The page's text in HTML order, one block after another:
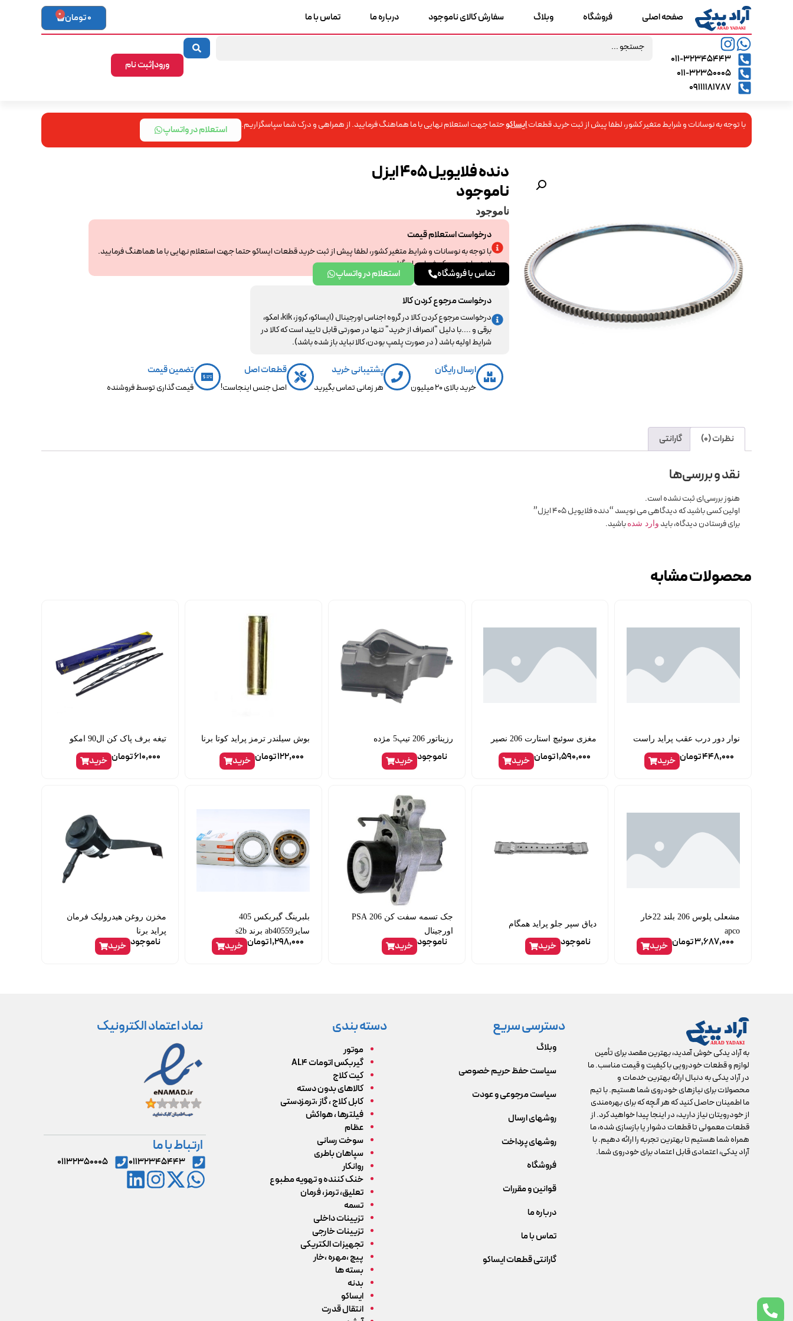
۰۱۱-۳۲۳۴۵۴۴۳
۰۱۱-۳۲۳۵۰۰۰۵
09111181787
ورود|ثبت نام
صفحه اصلی فروشگاه وبلاگ سفارش کالای ناموجود درباره ما تماس با ما 0تومان 0
با توجه به نوسانات و شرایط متغیر کشور، لطفا پیش از ثبت خرید قطعاتایساکوحتما جهت استعلام نهایی با ما هماهنگ فرمایید. از همراهی و درک شما سپاسگزاریم. استعلام در واتساپ
دنده فلایویل 405 ایزل
ناموجود
ناموجود
درخواست استعلام قیمت
با توجه به نوسانات و شرایط متغیر کشور، لطفا پیش از ثبت خرید قطعات ایساکو حتما جهت استعلام نهایی با ما هماهنگ فرمایید.
از همراهی و درک شما سپاسگزاریم.
تماس با فروشگاه
استعلام در واتساپ
درخواست مرجوع کردن کالا
درخواست مرجوع کردن کالا در گروه اجناس اورجینال (ایساکو، کروز، kik، امکو،
برقی و ....با دلیل "انصراف از خرید" تنها در صورتی قابل تایید است که کالا در
شرایط اولیه باشد ( در صورت پلمپ بودن، کالا نباید باز شده باشد).
ارسال رایگان
خرید بالای 20 میلیون
پشتیبانی خرید
هر زمانی تماس بگیرید
قطعات اصل
اصل جنس اینجاست!
تضمین قیمت
قیمت گذاری توسط فروشنده
نظرات (0) گارانتی
نقد و بررسی‌ها
هنوز بررسی‌ای ثبت نشده است.
اولین کسی باشید که دیدگاهی می نویسد “دنده فلایویل 405 ایزل”
برای فرستادن دیدگاه، باید وارد شده باشید.
محصولات مشابه
نوار دور درب عقب پراید راست
448,000تومان خرید
مغزی سوئیچ استارت 206 نصیر
1,590,000تومان خرید
رزیناتور 206 تیپ5 مژده
ناموجود خرید
بوش سیلندر ترمز پراید کوتا برنا
122,000تومان خرید
تیغه برف پاک کن ال90 امکو
610,000تومان خرید
مشعلی پلوس 206 بلند 22خار
apco
3,687,000تومان خرید
دیاق سپر جلو پراید همگام
ناموجود خرید
جک تسمه سفت کن 206 PSA
اورجینال
ناموجود خرید
بلبرینگ گیربکس 405
سایزab40559 برند s2b
1,298,000تومان خرید
مخزن روغن هیدرولیک فرمان
پراید برنا
ناموجود خرید
به آراد یدکی خوش آمدید، بهترین مقصد برای تأمین
لوازم و قطعات خودرویی با کیفیت و قیمت مناسب. ما
در آراد یدکی به دنبال ارائه بهترین خدمات و
محصولات برای نیازهای خودروی شما هستیم. با تیم
ما اطمینان حاصل کنید که هر آنچه که برای بهره‌مندی
از خودرویتان نیاز دارید، در اینجا پیدا خواهید کرد. از
قطعات معمولی تا قطعات دشوار یا بازسازی شده، ما
همراه شما هستیم تا بهترین تجربه را ارائه دهیم. با
آراد یدکی، اعتمادی قابل اعتماد برای خودروی شما.
دسترسی سریع
وبلاگ
سیاست حفظ حریم خصوصی
سیاست مرجوعی و عودت
روشهای ارسال
روشهای پرداخت
فروشگاه
قوانین و مقررات
درباره ما
تماس با ما
گارانتی قطعات ایساکو
دسته بندی
موتور
گیربکس اتومات AL4
کیت کلاج
کالاهای بدون دسته
کابل کلاج ، گاز ،ترمزدستی
فیلترها ، هواکش
عظام
سوخت رسانی
سپاهان باطری
روانکار
خنک کننده و تهویه مطبوع
تعلیق، ترمز، فرمان
تسمه
تزیینات داخلی
تزیینات خارجی
تجهیزات الکتریکی
پیچ ،مهره ،خار
بسته ها
بدنه
ایساکو
انتقال قدرت
نماد اعتماد الکترونیک
ارتباط با ما
۰۱۱۳۲۳۴۵۴۴۳ ۰۱۱۳۲۳۵۰۰۰۵